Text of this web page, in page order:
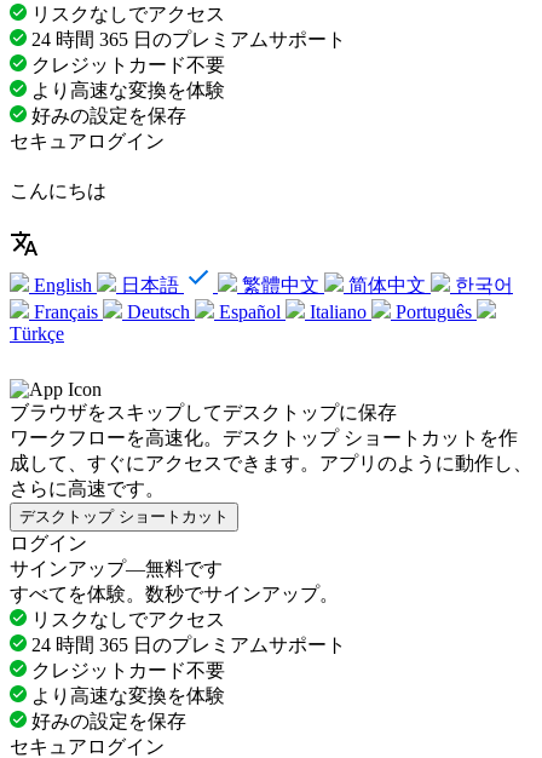
リスクなしでアクセス
24 時間 365 日のプレミアムサポート
クレジットカード不要
より高速な変換を体験
好みの設定を保存
セキュアログイン
こんにちは
English 日本語 繁體中文 简体中文
한국어
Français
Deutsch Español Italiano
Português
Türkçe
ブラウザをスキップしてデスクトップに保存
ワークフローを高速化。デスクトップ ショートカットを作
成して、すぐにアクセスできます。アプリのように動作し、
さらに高速です。
デスクトップ ショートカット
ログイン
サインアップ—無料です
すべてを体験。数秒でサインアップ。
リスクなしでアクセス
24 時間 365 日のプレミアムサポート
クレジットカード不要
より高速な変換を体験
好みの設定を保存
セキュアログイン